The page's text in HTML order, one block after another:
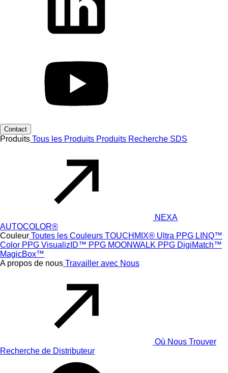
Contact
Produits Tous les Produits Produits Recherche SDS
NEXA
AUTOCOLOR®
Couleur Toutes les Couleurs TOUCHMIX® Ultra PPG LINQ™
Color PPG VisualizID™ PPG MOONWALK PPG DigiMatch™
MagicBox™
A propos de nous Travailler avec Nous
Où Nous Trouver
Recherche de Distributeur